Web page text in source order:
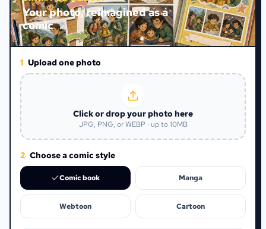
Your photo, reimagined as a
comic
1 Upload one photo
Click or drop your photo here
JPG, PNG, or WEBP · up to 10MB
2 Choose a comic style
Comic book Manga
Webtoon Cartoon